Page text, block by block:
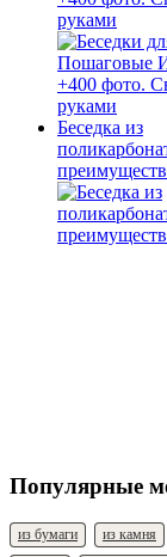
руками
Беседка из
Популярные
из бумаги из камня